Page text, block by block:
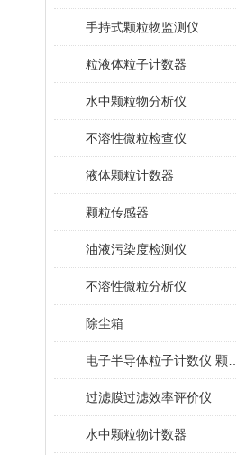
手持式颗粒物监测仪
粒液体粒子计数器
水中颗粒物分析仪
不溶性微粒检查仪
液体颗粒计数器
颗粒传感器
油液污染度检测仪
不溶性微粒分析仪
除尘箱
过滤膜过滤效率评价仪
水中颗粒物计数器